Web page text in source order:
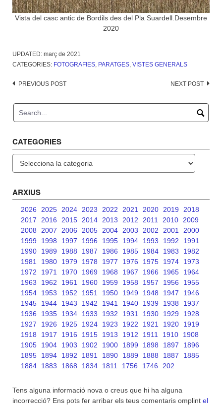
Vista del casc antic de Bordils des del Pla Suardell.Desembre
2020
UPDATED: març de 2021
CATEGORIES: FOTOGRAFIES, PARATGES, VISTES GENERALS
Post
PREVIOUS POST NEXT POST
CATEGORIES
ARXIUS
2026 2025 2024 2023 2022 2021 2020 2019
2018
2017
2016 2015 2014 2013 2012 2011 2010
2009
2008
2007 2006 2005 2004 2003 2002 2001
2000
1999
1998 1997 1996 1995 1994 1993 1992
1991
1990
1989 1988 1987 1986 1985 1984 1983
1982
1981
1980 1979 1978 1977 1976 1975 1974
1973
1972
1971 1970 1969 1968 1967 1966 1965
1964
1963
1962 1961 1960 1959 1958 1957 1956
1955
1954
1953 1952 1951 1950 1949 1948 1947
1946
1945
1944 1943 1942 1941 1940 1939 1938
1937
1936
1935 1934 1933 1932 1931 1930 1929
1928
1927
1926 1925 1924 1923 1922 1921 1920
1919
1918
1917 1916 1915 1913 1912 1911 1910
1908
1905
1904 1903 1902 1900 1899 1898 1897
1896
1895
1894 1892 1891 1890 1889 1888 1887
1885
1884
1883 1868 1834 1811 1756 1746 202
Tens alguna informació nova o creus que hi ha alguna
incorrecció? Ens pots fer arribar els teus comentaris omplint el